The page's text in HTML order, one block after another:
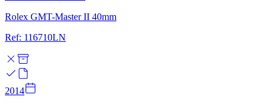
Rolex GMT-Master II 40mm
Ref: 116710LN
2014